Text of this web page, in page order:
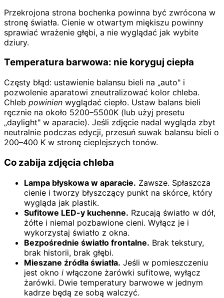
Przekrojona strona bochenka powinna być zwrócona w
stronę światła. Cienie w otwartym miękiszu powinny
sprawiać wrażenie głębi, a nie wyglądać jak wybite
dziury.
Temperatura barwowa: nie koryguj ciepła
Częsty błąd: ustawienie balansu bieli na „auto" i
pozwolenie aparatowi zneutralizować kolor chleba.
Chleb powinien wyglądać ciepło. Ustaw balans bieli
ręcznie na około 5200–5500K (lub użyj presetu
„daylight" w aparacie). Jeśli zdjęcie nadal wygląda zbyt
neutralnie podczas edycji, przesuń suwak balansu bieli o
200–400 K w stronę cieplejszych tonów.
Co zabija zdjęcia chleba
Lampa błyskowa w aparacie. Zawsze. Spłaszcza
cienie i tworzy błyszczący punkt na skórce, który
wygląda jak plastik.
Sufitowe LED-y kuchenne. Rzucają światło w dół,
żółte i niemal pozbawione cieni. Wyłącz je i
wykorzystaj światło z okna.
Bezpośrednie światło frontalne. Brak tekstury,
brak historii, brak głębi.
Mieszane źródła światła. Jeśli w pomieszczeniu
jest okno i włączone żarówki sufitowe, wyłącz
żarówki. Dwie temperatury barwowe w jednym
kadrze będą ze sobą walczyć.